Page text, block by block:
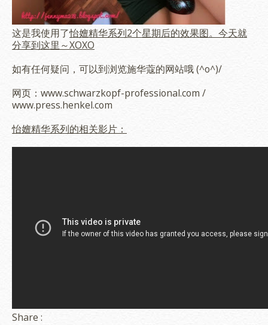
这是我使用了怡嬗精华系列2个星期后的效果图。今天就
分享到这里～XOXO
如有任何疑问，可以到浏览施华蔻的网站哦 (^o^)/
网页：www.schwarzkopf-professional.com /
www.press.henkel.com
怡嬗精华系列的相关影片：
Share :